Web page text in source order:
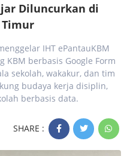
Diluncurkan di
Timur
IHT ePantauKBM
berbasis Google Form
sekolah, wakakur, dan tim
budaya kerja disiplin,
berbasis data.
SHARE :